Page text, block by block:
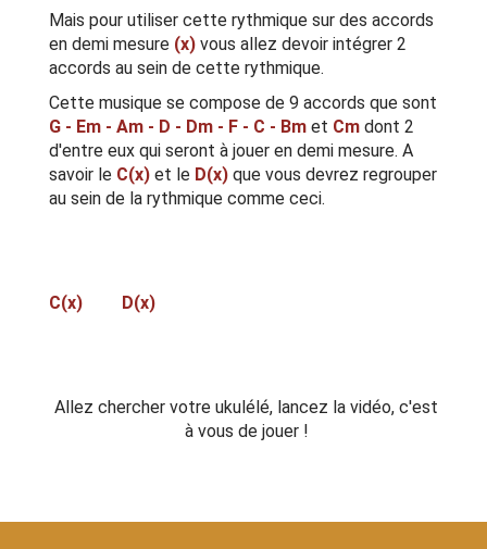
Mais pour utiliser cette rythmique sur des accords
en demi mesure (x) vous allez devoir intégrer 2
accords au sein de cette rythmique.
Cette musique se compose de 9 accords que sont
G - Em - Am - D - Dm - F - C - Bm et Cm dont 2
d'entre eux qui seront à jouer en demi mesure. A
savoir le C(x) et le D(x) que vous devrez regrouper
au sein de la rythmique comme ceci.
C(x) D(x)
Allez chercher votre ukulélé, lancez la vidéo, c'est
à vous de jouer !